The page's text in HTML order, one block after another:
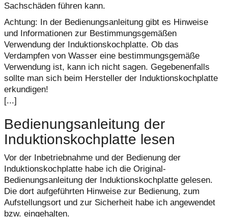
Sachschäden führen kann.
Achtung: In der Bedienungsanleitung gibt es Hinweise
und Informationen zur Bestimmungsgemäßen
Verwendung der Induktionskochplatte. Ob das
Verdampfen von Wasser eine bestimmungsgemäße
Verwendung ist, kann ich nicht sagen. Gegebenenfalls
sollte man sich beim Hersteller der Induktionskochplatte
erkundigen!
[...]
Bedienungsanleitung der
Induktionskochplatte lesen
Vor der Inbetriebnahme und der Bedienung der
Induktionskochplatte habe ich die Original-
Bedienungsanleitung der Induktionskochplatte gelesen.
Die dort aufgeführten Hinweise zur Bedienung, zum
Aufstellungsort und zur Sicherheit habe ich angewendet
bzw. eingehalten.